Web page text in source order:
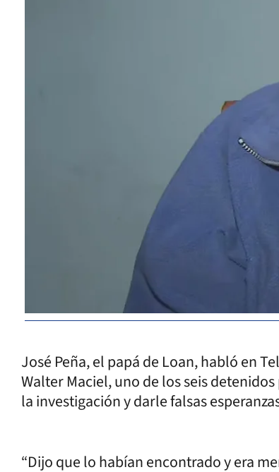
José Peña, el papá de Loan, habló en
Walter Maciel, uno de los seis
la investigación y darle falsas
“Dijo que lo habían encontrado y era